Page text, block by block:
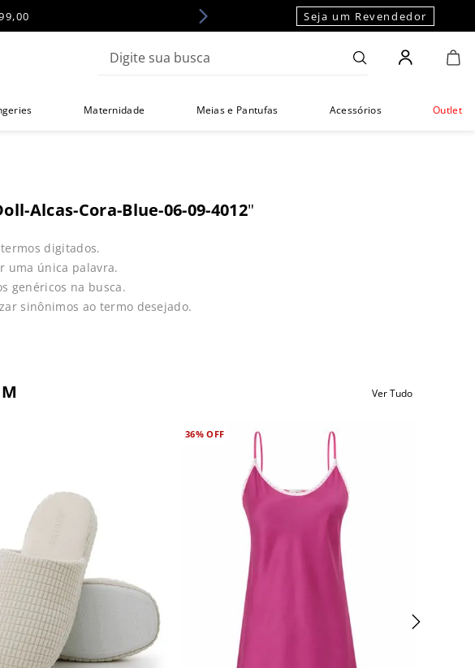
Seja um Revendedor
Maternidade Meias e Pantufas Acessórios Outlet
Alcas-Cora-Blue-06-09-4012"
digitados.
uma única palavra.
genéricos na busca.
sinônimos ao termo desejado.
Ver Tudo
36%OFF